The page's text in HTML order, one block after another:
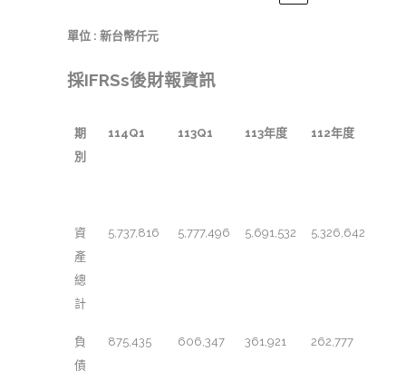
單位 : 新台幣仟元
採IFRSs後財報資訊
期
別
114Q1 113Q1 113年度 112年度
資
產
總
計
5,737,816 5,777,496 5,691,532 5,326,642
負
債
875,435 606,347 361,921 262,777